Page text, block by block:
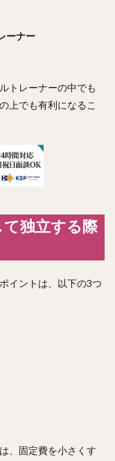
ーナー
トレーナーの中でも
上でも有利になるこ
独立する際
イントは、以下の3つ
、固定費を小さくす